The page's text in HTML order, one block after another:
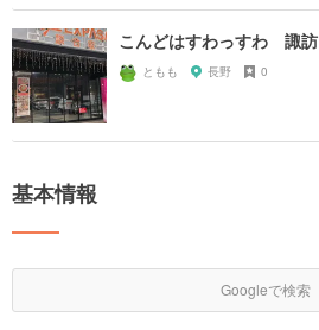
こんどはすわっすわ 諏訪
ともも 長野 0
基本情報
Googleで検索